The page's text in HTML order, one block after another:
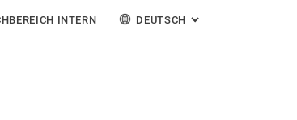
INTERN DEUTSCH : ALTERNATIVE